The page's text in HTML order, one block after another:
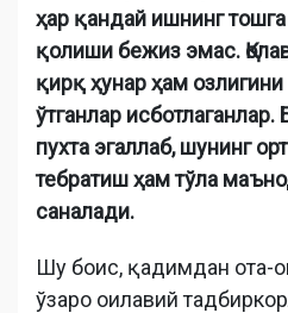
ҳар қандай ишнинг
қолиши бежиз эмас.
қирқ ҳунар ҳам
ўтганлар
пухта эгаллаб, шунинг
тебратиш ҳам тўла
саналади.
Шу боис, қадимдан ота-
ўзаро оилавий